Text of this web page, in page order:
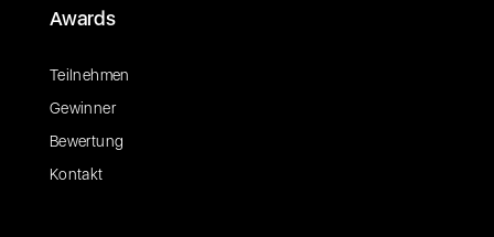
Awards
Teilnehmen
Gewinner
Bewertung
Kontakt